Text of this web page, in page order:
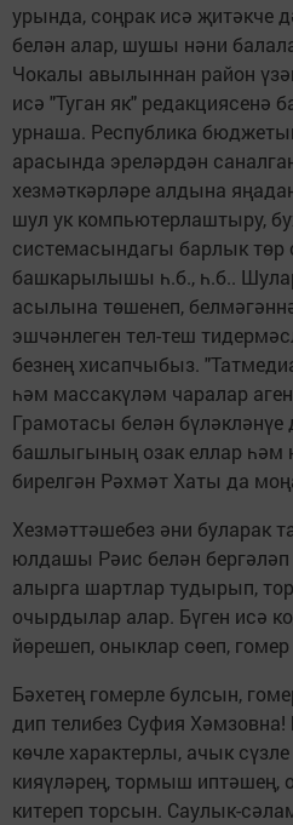
урында, соңрак исә җитәкче
белән алар, шушы нәни
Чокалы авылыннан район
исә "Туган як" редакциясенә
урнаша. Республика
арасында эреләрдән
хезмәткәрләре алдына
шул ук компьютерлаштыру,
системасындагы барлык төр
башкарылышы һ.б., һ.б..
асылына төшенеп,
эшчәнлеген тел-теш
безнең хисапчыбыз.
һәм массакүләм чаралар
Грамотасы белән бүләкләнүе
башлыгының озак еллар һәм
бирелгән Рәхмәт Хаты да
Хезмәттәшебез әни буларак
юлдашы Рәис белән
алырга шартлар тудырып,
очырдылар алар. Бүген исә
йөрешеп, оныклар сөеп, гомер
Бәхетең гомерле булсын,
дип телибез Суфия
көчле характерлы, ачык
кияүләрең, тормыш
китереп торсын. Саулык-